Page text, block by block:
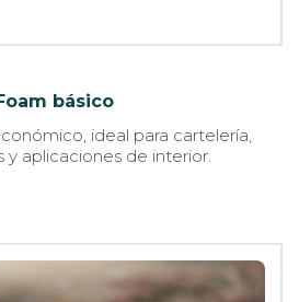
básico
ideal para cartelería,
y aplicaciones de interior.